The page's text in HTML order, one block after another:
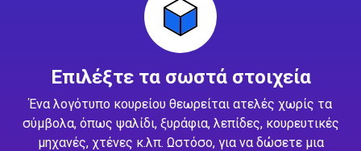
Επιλέξτε τα σωστά στοιχεία
Ένα λογότυπο κουρείου θεωρείται ατελές χωρίς τα
σύμβολα, όπως ψαλίδι, ξυράφια, λεπίδες, κουρευτικές
μηχανές, χτένες κ.λπ. Ωστόσο, για να δώσετε μια